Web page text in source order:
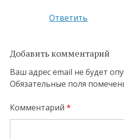
Ответить
Добавить комментарий
Ваш адрес email не будет
Обязательные поля
Комментарий *